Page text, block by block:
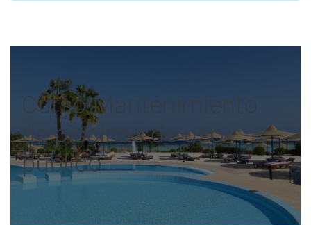
Curso Mantenimiento
de piscinas de uso
público